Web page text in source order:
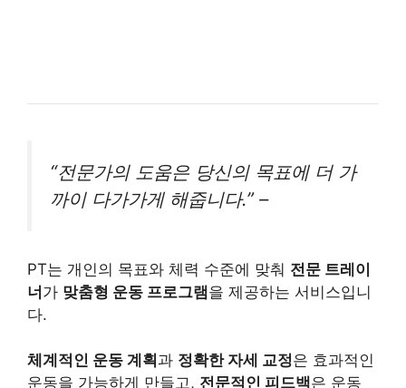
“전문가의 도움은 당신의 목표에 더 가
까이 다가가게 해줍니다.” –
PT는 개인의 목표와 체력 수준에 맞춰 전문 트레이
너 가 맞춤형 운동 프로그램을 제공하는 서비스입니
다.
체계적인 운동 계획 과 정확한 자세 교정은 효과적인
운동을 가능하게 만들고, 전문적인 피드백은 운동